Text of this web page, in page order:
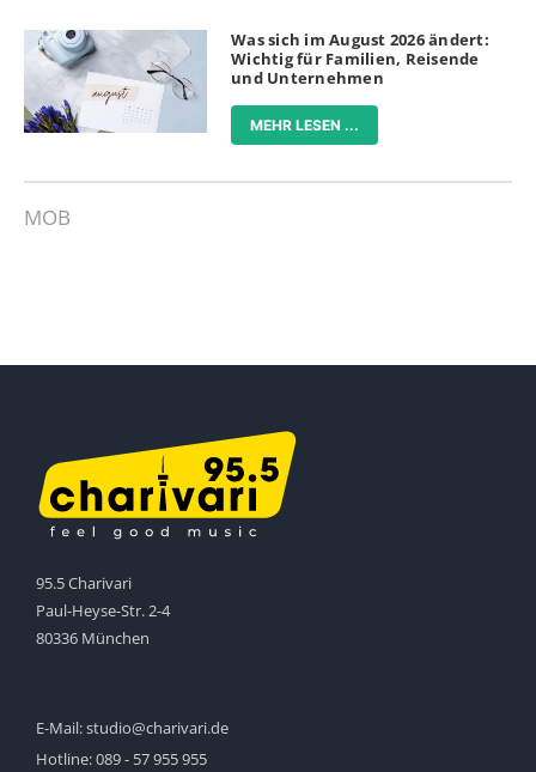
Was sich im August 2026 ändert:
Wichtig für Familien, Reisende
und Unternehmen
MEHR LESEN ...
MOB
95.5 Charivari
Paul-Heyse-Str. 2-4
80336 München
E-Mail:studio@charivari.de
Hotline:089 - 57 955 955